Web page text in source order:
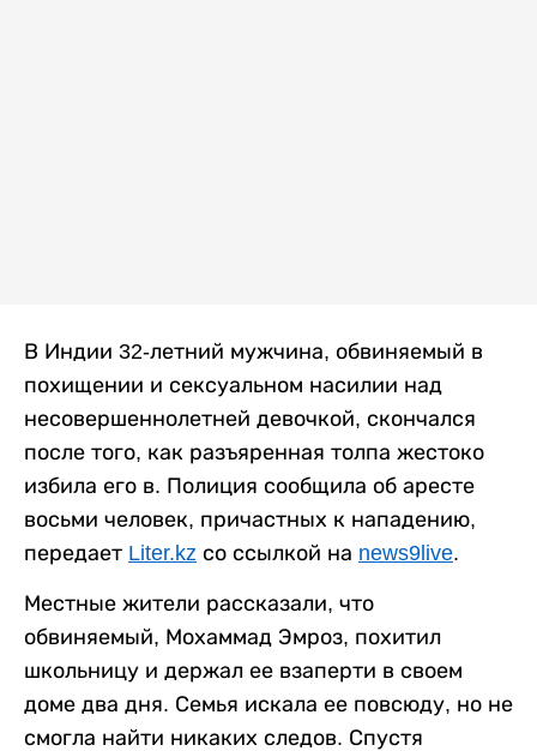
В Индии 32-летний мужчина, обвиняемый в
похищении и сексуальном насилии над
несовершеннолетней девочкой, скончался
после того, как разъяренная толпа жестоко
избила его в. Полиция сообщила об аресте
восьми человек, причастных к нападению,
передает Liter.kz со ссылкой на news9live.
Местные жители рассказали, что
обвиняемый, Мохаммад Эмроз, похитил
школьницу и держал ее взаперти в своем
доме два дня. Семья искала ее повсюду, но не
смогла найти никаких следов. Спустя